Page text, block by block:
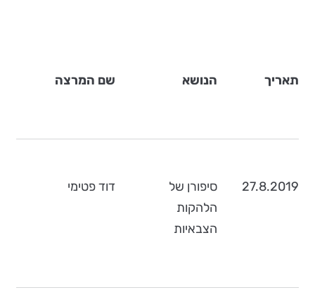
תאריך הנושא שם המרצה
27.8.2019
סיפורן של
הלהקות
הצבאיות
דוד פטימי